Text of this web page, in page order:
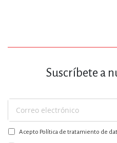
Suscríbete a
Suscríbase
a
nuestroAcepto Política de tratamiento de